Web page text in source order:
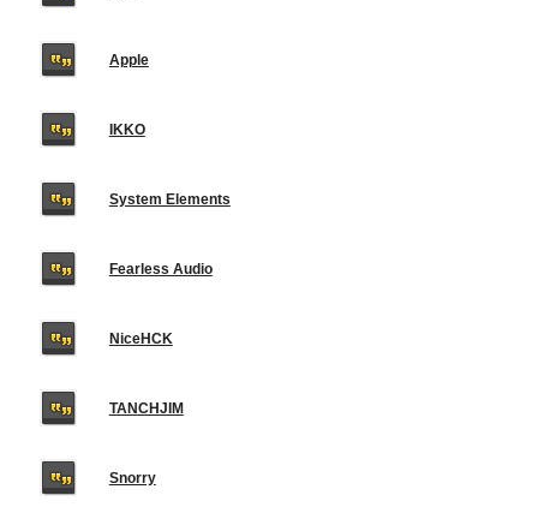
Apple
IKKO
System Elements
Fearless Audio
NiceHCK
TANCHJIM
Snorry